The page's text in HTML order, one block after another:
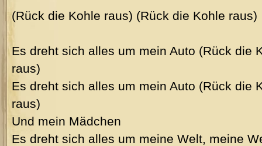
(Rück die Kohle raus) (Rück die Kohle raus)
Es dreht sich alles um mein Auto (Rück die
raus)
Es dreht sich alles um mein Auto (Rück die
raus)
Und mein Mädchen
Es dreht sich alles um meine Welt, meine